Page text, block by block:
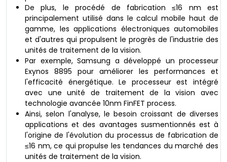
De plus, le procédé de fabrication ≤16 nm est
principalement utilisé dans le calcul mobile haut de
gamme, les applications électroniques automobiles
et d'autres qui propulsent le progrès de l'industrie des
unités de traitement de la vision.
Par exemple, Samsung a développé un processeur
Exynos 8895 pour améliorer les performances et
l'efficacité énergétique. Le processeur est intégré
avec une unité de traitement de la vision avec
technologie avancée 10nm FinFET process.
Ainsi, selon l'analyse, le besoin croissant de diverses
applications et des avantages susmentionnés est à
l'origine de l'évolution du processus de fabrication de
≤16 nm, ce qui propulse les tendances du marché des
unités de traitement de la vision.